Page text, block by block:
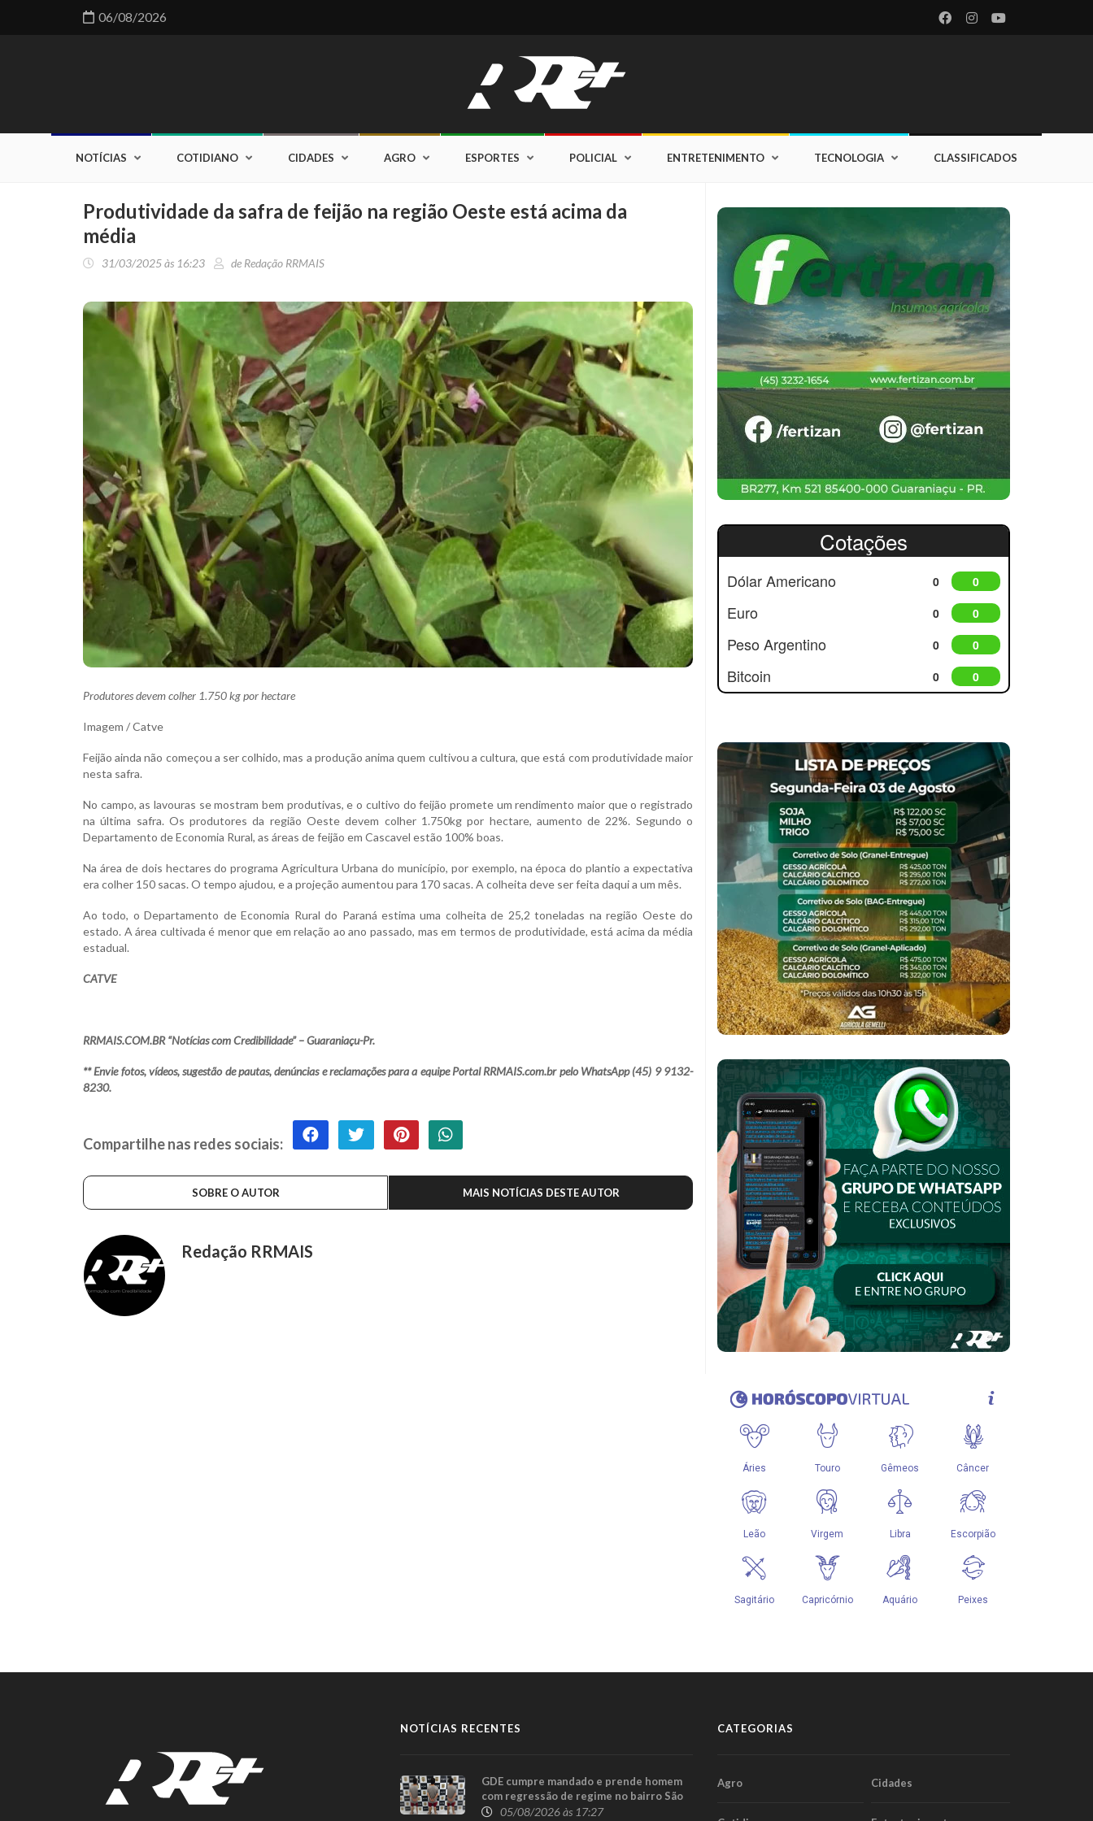
06/08/2026
NOTÍCIAS COTIDIANO CIDADES AGRO ESPORTES POLICIAL ENTRETENIMENTO TECNOLOGIA CLASSIFICADOS
Produtividade da safra de feijão na região Oeste está acima da
média
31/03/2025 às 16:23 de Redação RRMAIS
Produtores devem colher 1.750 kg por hectare
Imagem / Catve
Feijão ainda não começou a ser colhido, mas a produção anima quem cultivou a cultura, que está com produtividade maior
nesta safra.
No campo, as lavouras se mostram bem produtivas, e o cultivo do feijão promete um rendimento maior que o registrado
na última safra. Os produtores da região Oeste devem colher 1.750kg por hectare, aumento de 22%. Segundo o
Departamento de Economia Rural, as áreas de feijão em Cascavel estão 100% boas.
Na área de dois hectares do programa Agricultura Urbana do município, por exemplo, na época do plantio a expectativa
era colher 150 sacas. O tempo ajudou, e a projeção aumentou para 170 sacas. A colheita deve ser feita daqui a um mês.
Ao todo, o Departamento de Economia Rural do Paraná estima uma colheita de 25,2 toneladas na região Oeste do
estado. A área cultivada é menor que em relação ao ano passado, mas em termos de produtividade, está acima da média
estadual.
CATVE
RRMAIS.COM.BR “Notícias com Credibilidade” – Guaraniaçu-Pr.
** Envie fotos, vídeos, sugestão de pautas, denúncias e reclamações para a equipe Portal RRMAIS.com.br pelo WhatsApp (45) 9 9132-
8230.
Compartilhe nas redes sociais:
SOBRE O AUTOR MAIS NOTÍCIAS DESTE AUTOR
Redação RRMAIS
Cotações
Dólar Americano 0 0
Euro 0 0
Peso Argentino 0 0
Bitcoin 0 0
NOTÍCIAS RECENTES
GDE cumpre mandado e prende homem
com regressão de regime no bairro São
Cristóvão, em Cascavel
05/08/2026 às 17:27
CATEGORIAS
Agro Cidades